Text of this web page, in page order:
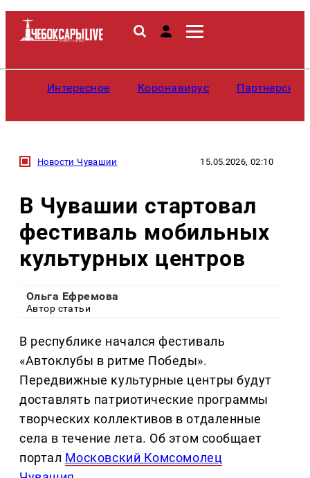
Интересное Коронавирус
Новости Чувашии 15.05.2026, 02:10
В Чувашии стартовал
фестиваль мобильных
культурных центров
Ольга Ефремова
Автор статьи
В республике начался фестиваль
«Автоклубы в ритме Победы».
Передвижные культурные центры будут
доставлять патриотические программы
творческих коллективов в отдаленные
села в течение лета. Об этом сообщает
портал Московский Комсомолец